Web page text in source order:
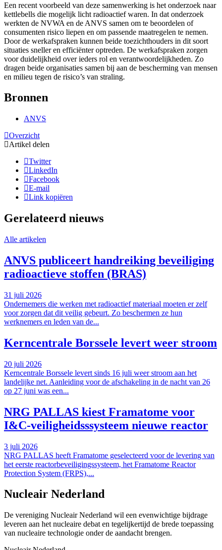
Een recent voorbeeld van deze samenwerking is het onderzoek naar
kettlebells die mogelijk licht radioactief waren. In dat onderzoek
werkten de NVWA en de ANVS samen om te beoordelen of
consumenten risico liepen en om passende maatregelen te nemen.
Door de werkafspraken kunnen beide toezichthouders in dit soort
situaties sneller en efficiënter optreden. De werkafspraken zorgen
voor duidelijkheid over ieders rol en verantwoordelijkheden. Zo
dragen beide organisaties samen bij aan de bescherming van mensen
en milieu tegen de risico’s van straling.
Bronnen
ANVS
Overzicht
Artikel delen
Twitter
LinkedIn
Facebook
E-mail
Link kopiëren
Gerelateerd nieuws
Alle artikelen
ANVS publiceert handreiking beveiliging
radioactieve stoffen (BRAS)
31 juli 2026
Ondernemers die werken met radioactief materiaal moeten er zelf
voor zorgen dat dit veilig gebeurt. Zo beschermen ze hun
werknemers en leden van de...
Kerncentrale Borssele levert weer stroom
20 juli 2026
Kerncentrale Borssele levert sinds 16 juli weer stroom aan het
landelijke net. Aanleiding voor de afschakeling in de nacht van 26
op 27 juni was een...
NRG PALLAS kiest Framatome voor
I&C-veiligheidsssysteem nieuwe reactor
3 juli 2026
NRG PALLAS heeft Framatome geselecteerd voor de levering van
het eerste reactorbeveiligingssysteem, het Framatome Reactor
Protection System (FRPS),...
Nucleair Nederland
De vereniging Nucleair Nederland wil een evenwichtige bijdrage
leveren aan het nucleaire debat en tegelijkertijd de brede toepassing
van nucleaire technologie onder de aandacht brengen.